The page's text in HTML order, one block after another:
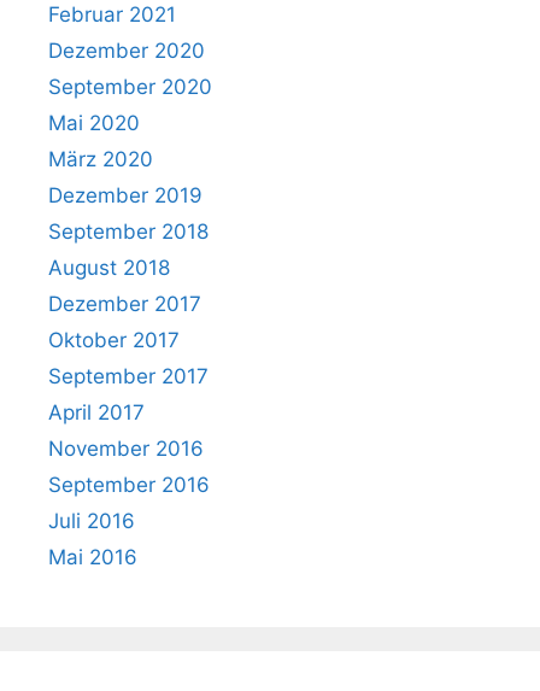
Februar 2021
Dezember 2020
September 2020
Mai 2020
März 2020
Dezember 2019
September 2018
August 2018
Dezember 2017
Oktober 2017
September 2017
April 2017
November 2016
September 2016
Juli 2016
Mai 2016